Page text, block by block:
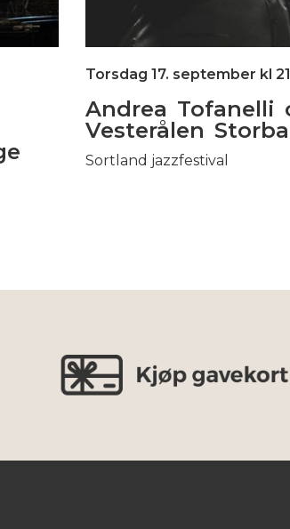
Torsdag 17. september kl
Andrea Tofanelli
Vesterålen
Sortland jazzfestival